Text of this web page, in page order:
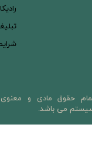
حقوق مادی و معنوی
می باشد.